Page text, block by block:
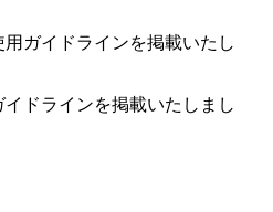
用ガイドラインを掲載いたし
イドラインを掲載いたしまし